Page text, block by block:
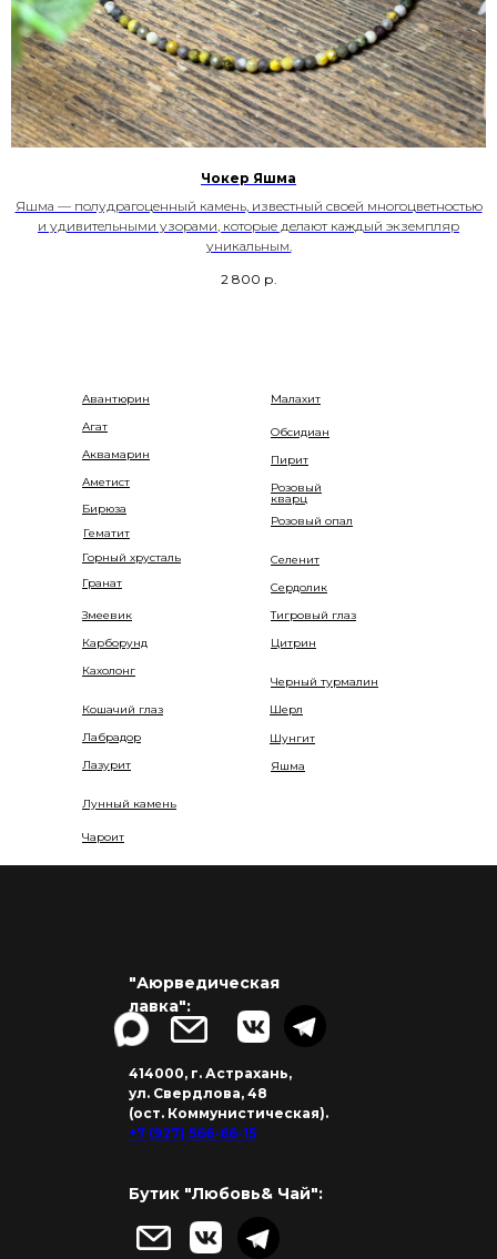
Чокер Яшма
Яшма — полудрагоценный камень, известный своей многоцветностью
и удивительными узорами, которые делают каждый экземпляр
уникальным.
2 800 р.
Сердолик
Тигровый глаз
Змеевик
Гематит
Агат
Кошачий глаз
Горный хрусталь
Лабрадор
Гранат
Чароит
Лазурит
Цитрин
Лунный камень
Пирит
Карборунд
Розовый
кварц
Черный турмалин
Розовый опал
Шерл
Кахолонг
Яшма
Обсидиан
Авантюрин
Селенит
Аквамарин
Аметист
Малахит
Шунгит
Бирюза
414000, г. Астрахань,
ул. Свердлова, 48
(ост. Коммунистическая).
+7 (927) 566-66-15
"Аюрведическая
лавка":
Бутик "Любовь& Чай":